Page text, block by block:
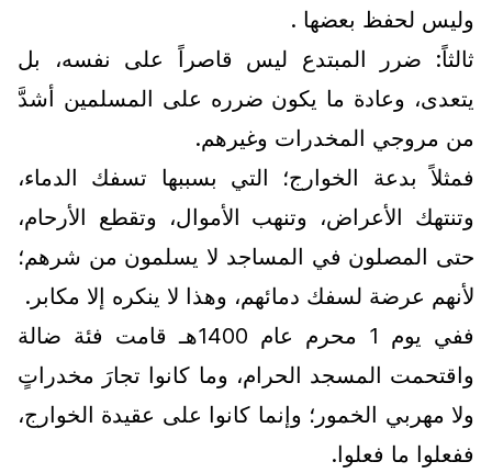
وليس لحفظ بعضها .
ثالثاً: ضرر المبتدع ليس قاصراً على نفسه، بل
يتعدى، وعادة ما يكون ضرره على المسلمين أشدَّ
من مروجي المخدرات وغيرهم.
فمثلاً بدعة الخوارج؛ التي بسببها تسفك الدماء،
وتنتهك الأعراض، وتنهب الأموال، وتقطع الأرحام،
حتى المصلون في المساجد لا يسلمون من شرهم؛
لأنهم عرضة لسفك دمائهم، وهذا لا ينكره إلا مكابر.
ففي يوم 1 محرم عام 1400هـ قامت فئة ضالة
واقتحمت المسجد الحرام، وما كانوا تجارَ مخدراتٍ
ولا مهربي الخمور؛ وإنما كانوا على عقيدة الخوارج،
ففعلوا ما فعلوا.